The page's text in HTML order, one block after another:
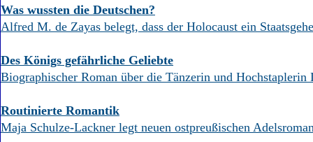
Was wussten die Deutschen?
Alfred M. de Zayas belegt, dass der Holocaust ein
Des Königs gefährliche Geliebte
Biographischer Roman über die Tänzerin und Hochstaplerin
Routinierte Romantik
Maja Schulze-Lackner legt neuen ostpreußischen